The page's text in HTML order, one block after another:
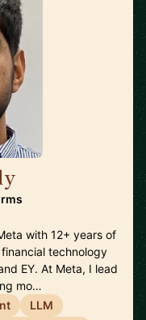
with 12+ years of
technology
EY. At Meta, I lead
mo…
LLM